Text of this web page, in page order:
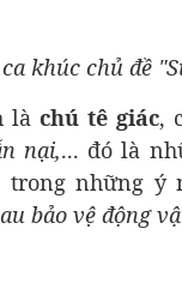
khúc chủ đề
là chú tê giác,
nại,... đó là
trong những
bảo vệ động